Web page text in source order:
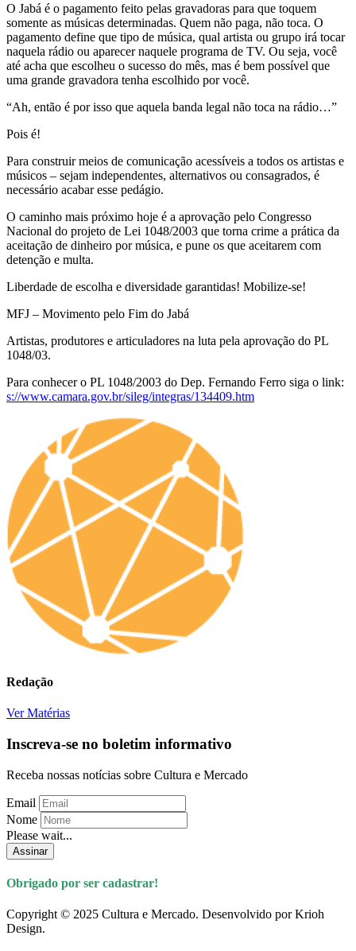
O Jabá é o pagamento feito pelas gravadoras para que toquem
somente as músicas determinadas. Quem não paga, não toca. O
pagamento define que tipo de música, qual artista ou grupo irá tocar
naquela rádio ou aparecer naquele programa de TV. Ou seja, você
até acha que escolheu o sucesso do mês, mas é bem possível que
uma grande gravadora tenha escolhido por você.
“Ah, então é por isso que aquela banda legal não toca na rádio…”
Pois é!
Para construir meios de comunicação acessíveis a todos os artistas e
músicos – sejam independentes, alternativos ou consagrados, é
necessário acabar esse pedágio.
O caminho mais próximo hoje é a aprovação pelo Congresso
Nacional do projeto de Lei 1048/2003 que torna crime a prática da
aceitação de dinheiro por música, e pune os que aceitarem com
detenção e multa.
Liberdade de escolha e diversidade garantidas! Mobilize-se!
MFJ – Movimento pelo Fim do Jabá
Artistas, produtores e articuladores na luta pela aprovação do PL
1048/03.
Para conhecer o PL 1048/2003 do Dep. Fernando Ferro siga o link:
s://www.camara.gov.br/sileg/integras/134409.htm
Redação
Ver Matérias
Inscreva-se no boletim informativo
Receba nossas notícias sobre Cultura e Mercado
Email
Nome
Please wait...
Assinar
Obrigado por ser cadastrar!
Copyright © 2025 Cultura e Mercado. Desenvolvido por Krioh
Design.